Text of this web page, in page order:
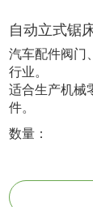
自动立式锯
汽车配件阀门
行业。
适合生产机械
件。
数量：